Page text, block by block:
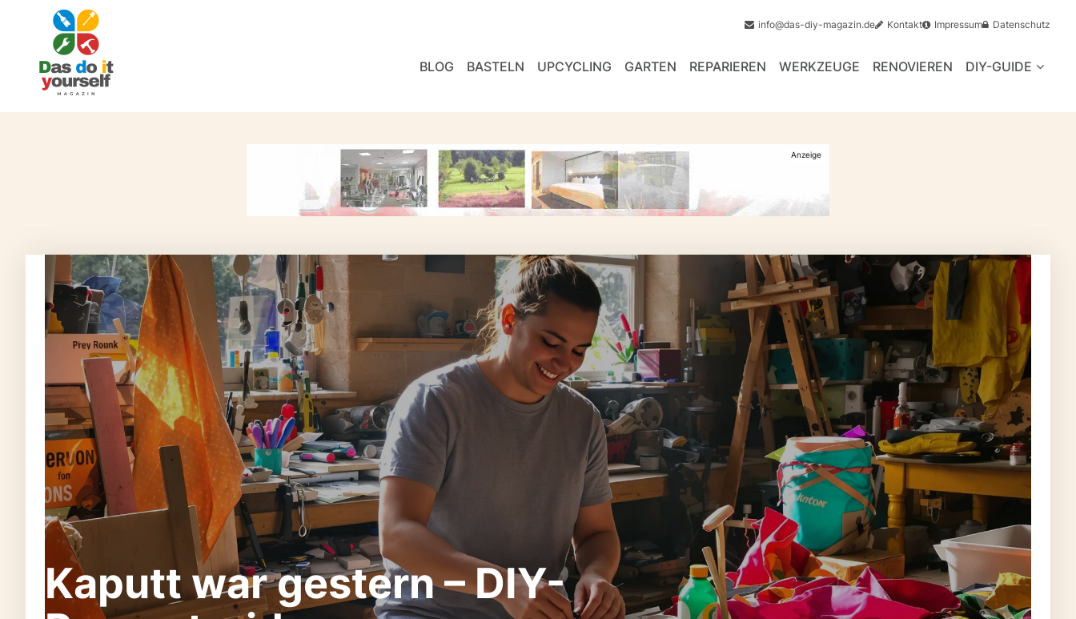
info@das-diy-magazin.de Kontakt Impressum Datenschutz
BLOG BASTELN UPCYCLING GARTEN REPARIEREN WERKZEUGE RENOVIEREN DIY-GUIDE
Kaputt war gestern – DIY-